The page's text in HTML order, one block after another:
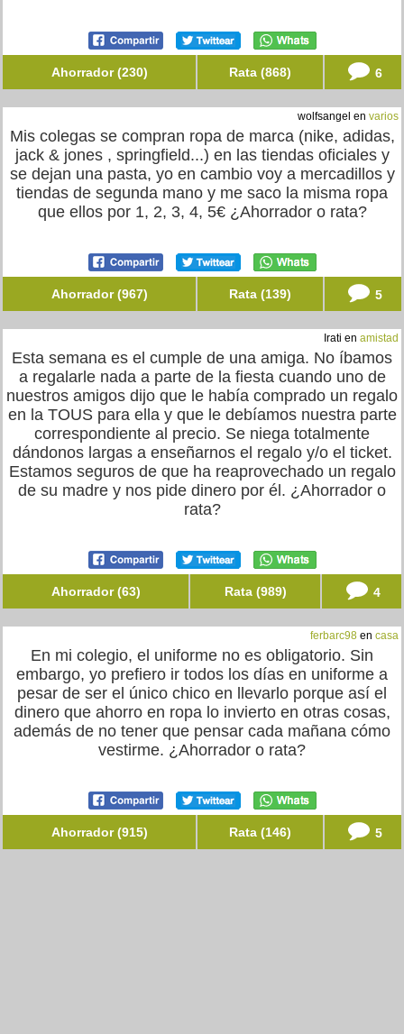
Ahorrador (230) Rata (868) 6
wolfsangel en varios
Mis colegas se compran ropa de marca (nike, adidas,
jack & jones , springfield...) en las tiendas oficiales y
se dejan una pasta, yo en cambio voy a mercadillos y
tiendas de segunda mano y me saco la misma ropa
que ellos por 1, 2, 3, 4, 5€ ¿Ahorrador o rata?
Ahorrador (967) Rata (139) 5
Irati en amistad
Esta semana es el cumple de una amiga. No íbamos
a regalarle nada a parte de la fiesta cuando uno de
nuestros amigos dijo que le había comprado un regalo
en la TOUS para ella y que le debíamos nuestra parte
correspondiente al precio. Se niega totalmente
dándonos largas a enseñarnos el regalo y/o el ticket.
Estamos seguros de que ha reaprovechado un regalo
de su madre y nos pide dinero por él. ¿Ahorrador o
rata?
Ahorrador (63) Rata (989) 4
ferbarc98 en casa
En mi colegio, el uniforme no es obligatorio. Sin
embargo, yo prefiero ir todos los días en uniforme a
pesar de ser el único chico en llevarlo porque así el
dinero que ahorro en ropa lo invierto en otras cosas,
además de no tener que pensar cada mañana cómo
vestirme. ¿Ahorrador o rata?
Ahorrador (915) Rata (146) 5